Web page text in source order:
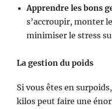
Apprendre les bons
s’accroupir, monter
minimiser le stress
La gestion du poids
Si vous êtes en
kilos peut faire une